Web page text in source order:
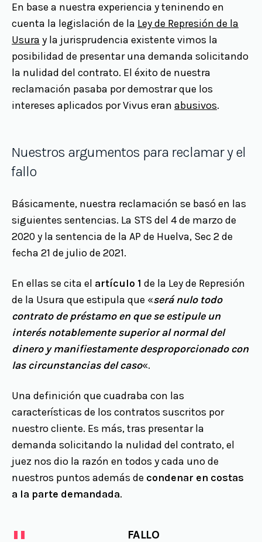
En base a nuestra experiencia y teninendo en
cuenta la legislación de la Ley de Represión de la
Usura y la jurisprudencia existente vimos la
posibilidad de presentar una demanda solicitando
la nulidad del contrato. El éxito de nuestra
reclamación pasaba por demostrar que los
intereses aplicados por Vivus eran abusivos.
Nuestros argumentos para reclamar y el
fallo
Básicamente, nuestra reclamación se basó en las
siguientes sentencias. La STS del 4 de marzo de
2020 y la sentencia de la AP de Huelva, Sec 2 de
fecha 21 de julio de 2021.
En ellas se cita el artículo 1 de la Ley de Represión
de la Usura que estipula que «será nulo todo
contrato de préstamo en que se estipule un
interés notablemente superior al normal del
dinero y manifiestamente desproporcionado con
las circunstancias del caso«.
Una definición que cuadraba con las
características de los contratos suscritos por
nuestro cliente. Es más, tras presentar la
demanda solicitando la nulidad del contrato, el
juez nos dio la razón en todos y cada uno de
nuestros puntos además de condenar en costas
a la parte demandada.
FALLO